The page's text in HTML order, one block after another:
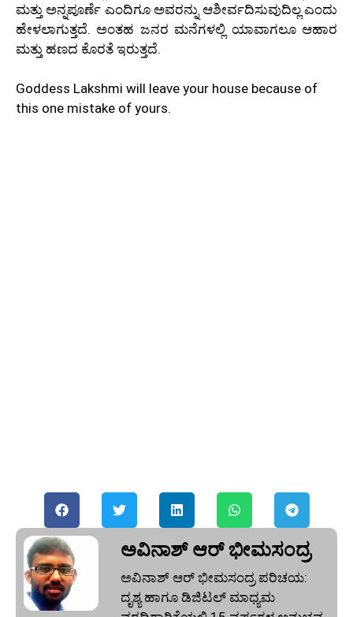
ಮತ್ತು ಅನ್ನಪೂರ್ಣೆ ಎಂದಿಗೂ ಅವರನ್ನು ಆಶೀರ್ವದಿಸುವುದಿಲ್ಲ ಎಂದು
ಹೇಳಲಾಗುತ್ತದೆ. ಅಂತಹ ಜನರ ಮನೆಗಳಲ್ಲಿ ಯಾವಾಗಲೂ ಆಹಾರ
ಮತ್ತು ಹಣದ ಕೊರತೆ ಇರುತ್ತದೆ.
Goddess Lakshmi will leave your house because of
this one mistake of yours.
ಅವಿನಾಶ್‌ ಆರ್‌ ಭೀಮಸಂದ್ರ
ಅವಿನಾಶ್‌ ಆರ್‌ ಭೀಮಸಂದ್ರ ಪರಿಚಯ:
ದೃಶ್ಯ ಹಾಗೂ ಡಿಜಿಟಲ್ ಮಾಧ್ಯಮ